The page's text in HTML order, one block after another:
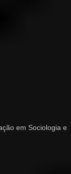
em Sociologia e